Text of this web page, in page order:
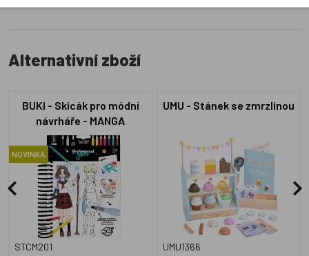
Alternativní zboží
BUKI - Skicák pro módní
návrháře - MANGA
NOVINKA
STCM201
UMU - Stánek se zmrzlinou
UMU1366